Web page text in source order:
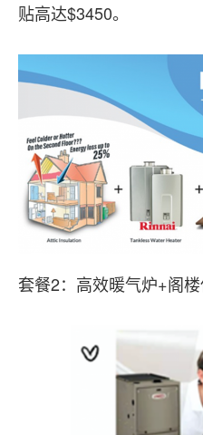
贴高达$3450。
套餐2：高效暖气炉+阁楼